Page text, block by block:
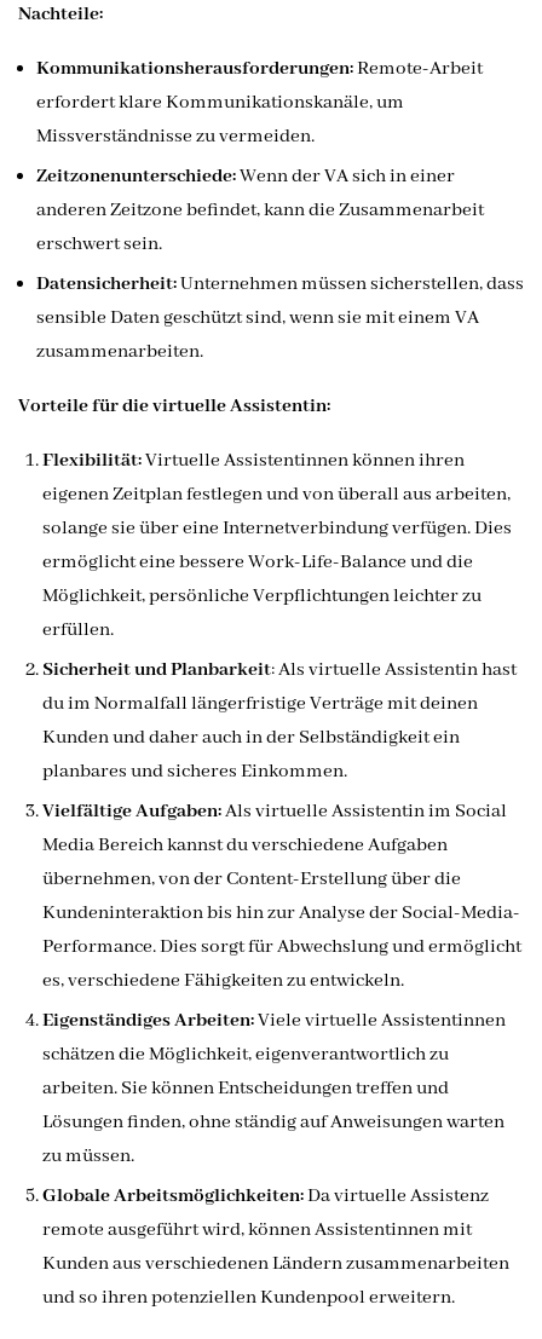
Nachteile:
Kommunikationsherausforderungen:Remote-Arbeit
erfordert klare Kommunikationskanäle, um
Missverständnisse zu vermeiden.
Zeitzonenunterschiede:Wenn der VA sich in einer
anderen Zeitzone befindet, kann die Zusammenarbeit
erschwert sein.
Datensicherheit:Unternehmen müssen sicherstellen, dass
sensible Daten geschützt sind, wenn sie mit einem VA
zusammenarbeiten.
Vorteile für die virtuelle Assistentin:
Flexibilität:Virtuelle Assistentinnen können ihren
eigenen Zeitplan festlegen und von überall aus arbeiten,
solange sie über eine Internetverbindung verfügen. Dies
ermöglicht eine bessere Work-Life-Balance und die
Möglichkeit, persönliche Verpflichtungen leichter zu
erfüllen.
Sicherheit und Planbarkeit: Als virtuelle Assistentin hast
du im Normalfall längerfristige Verträge mit deinen
Kunden und daher auch in der Selbständigkeit ein
planbares und sicheres Einkommen.
Vielfältige Aufgaben:Als virtuelle Assistentin im Social
Media Bereich kannst du verschiedene Aufgaben
übernehmen, von der Content-Erstellung über die
Kundeninteraktion bis hin zur Analyse der Social-Media-
Performance. Dies sorgt für Abwechslung und ermöglicht
es, verschiedene Fähigkeiten zu entwickeln.
Eigenständiges Arbeiten:Viele virtuelle Assistentinnen
schätzen die Möglichkeit, eigenverantwortlich zu
arbeiten. Sie können Entscheidungen treffen und
Lösungen finden, ohne ständig auf Anweisungen warten
zu müssen.
Globale Arbeitsmöglichkeiten:Da virtuelle Assistenz
remote ausgeführt wird, können Assistentinnen mit
Kunden aus verschiedenen Ländern zusammenarbeiten
und so ihren potenziellen Kundenpool erweitern.